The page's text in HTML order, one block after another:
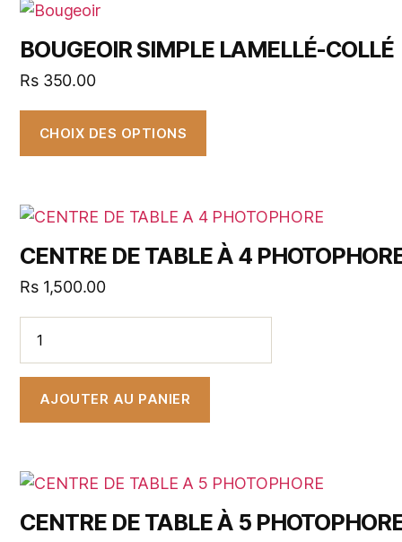
BOUGEOIR SIMPLE LAMELLÉ-COLLÉ
Rs 350.00
CHOIX DES OPTIONS
CENTRE DE TABLE À 4
Rs 1,500.00
AJOUTER AU PANIER
CENTRE DE TABLE À 5